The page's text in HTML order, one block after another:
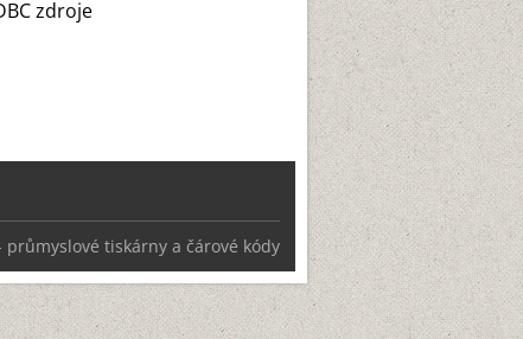
zdroje
průmyslové tiskárny a čárové kódy